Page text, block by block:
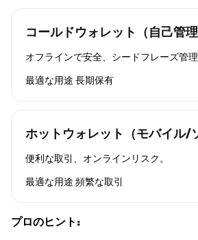
コールドウォレット（自己管理
オフラインで安全、シードフレーズ管理
最適な用途 長期保有
ホットウォレット（モバイル/
便利な取引、オンラインリスク。
最適な用途 頻繁な取引
プロのヒント: